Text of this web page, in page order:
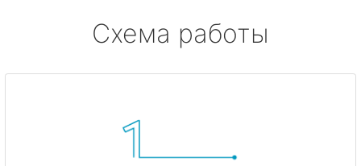
Схема работы